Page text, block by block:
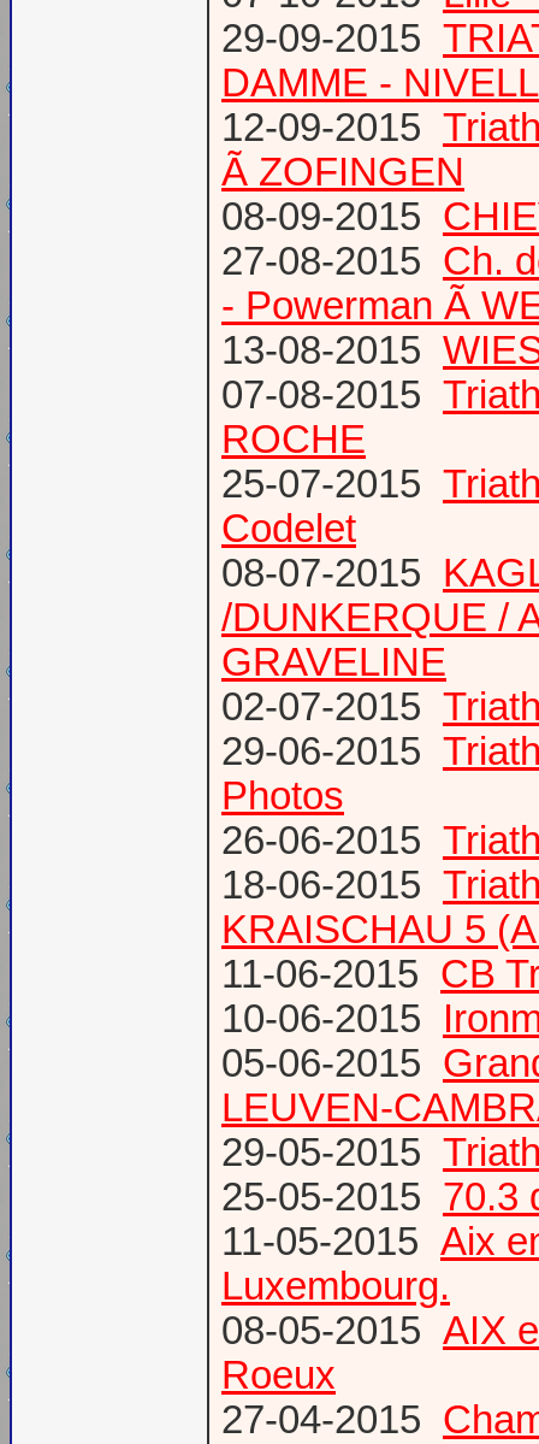
29-09-2015
DAMME -
12-09-2015
Ã ZOFINGEN
08-09-2015
27-08-2015 Ch.
- Powerman Ã
13-08-2015
07-08-2015
ROCHE
25-07-2015
Codelet
08-07-2015
/DUNKERQUE /
GRAVELINE
02-07-2015
29-06-2015
Photos
26-06-2015
18-06-2015
KRAISCHAU 5
11-06-2015 CB
10-06-2015
05-06-2015
LEUVEN-
29-05-2015
25-05-2015 70.3
11-05-2015 Aix
Luxembourg.
08-05-2015 AIX
Roeux
27-04-2015